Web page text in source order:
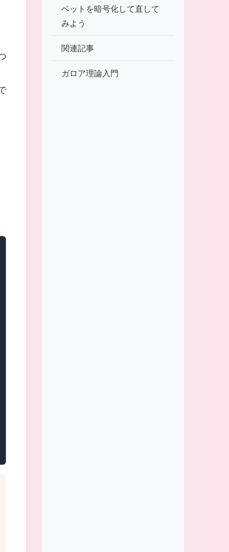
ベットを暗号化して直して
みよう
関連記事
ガロア理論入門